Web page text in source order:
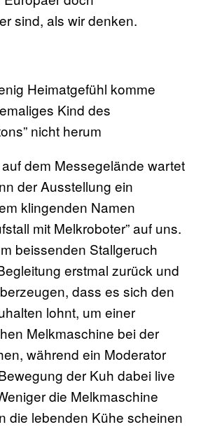
sind, als wir denken.
Heimatgefühl komme
Kind des
nicht herum
dem Messegelände wartet
der Ausstellung ein
klingenden Namen
mit Melkroboter” auf uns.
beissenden Stallgeruch
erstmal zurück und
dass es sich den
lohnt, um einer
Melkmaschine bei der
während ein Moderator
der Kuh dabei live
die Melkmaschine
die lebenden Kühe scheinen